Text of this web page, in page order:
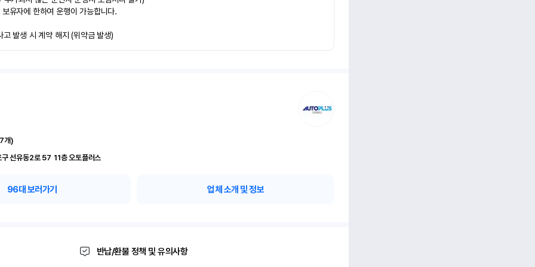
유자에 한하여 운행이 가능합니다.
고 발생 시 계약 해지 (위약금 발생)
개)
서울 영등포구 선유동2로 57	11층 오토플러스
96대 보러가기 업체 소개 및 정보
반납/환불 정책 및 유의사항